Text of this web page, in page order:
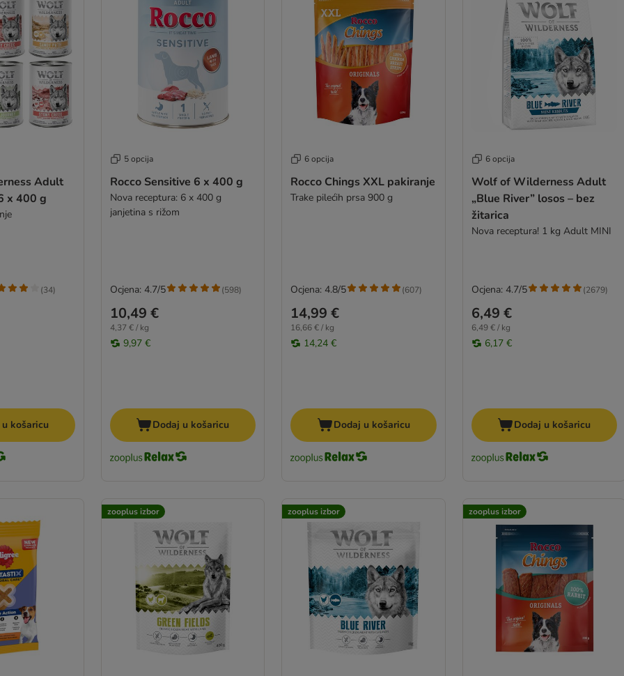
Adult
x 400 g
(34)
košaricu
5 opcija
Rocco Sensitive 6 x 400 g
Nova receptura: 6 x 400 g
janjetina s rižom
10,49 €
4,37 € / kg
9,97 €
Ocjena: 4.7/5 (598)
Dodaj u košaricu
6 opcija
Rocco Chings XXL pakiranje
Trake pilećih prsa 900 g
14,99 €
16,66 € / kg
14,24 €
Ocjena: 4.8/5 (607)
Dodaj u košaricu
6 opcija
Wolf of Wilderness Adult
„Blue River” losos – bez
žitarica
Nova receptura! 1 kg Adult MINI
6,49 €
6,49 € / kg
6,17 €
Ocjena: 4.7/5 (2679)
Dodaj u košaricu
zooplus izbor zooplus izbor zooplus izbor